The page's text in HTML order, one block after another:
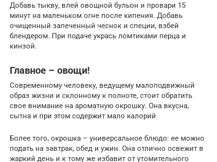
Добавь тыкву, влей овощной бульон и провари 15
минут на маленьком огне после кипения. Добавь
очищенный запеченный чеснок и специи, взбей
блендером. При подаче укрась ломтиками перца и
кинзой.
Главное – овощи!
Современному человеку, ведущему малоподвижный
образ жизни и склонному к полноте, стоит обратить
свое внимание на ароматную окрошку. Она вкусна,
сытна и при этом содержит мало калорий
Более того, окрошка – универсальное блюдо: ее можно
подать на завтрак, обед и ужин. Она отлично освежит в
жаркий день и к тому же избавит от утомительного